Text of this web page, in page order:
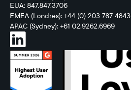
EUA: 847.847.3706
EMEA (Londres): +44 (0) 203 787 4843
APAC (Sydney): +61 02.9262.6969